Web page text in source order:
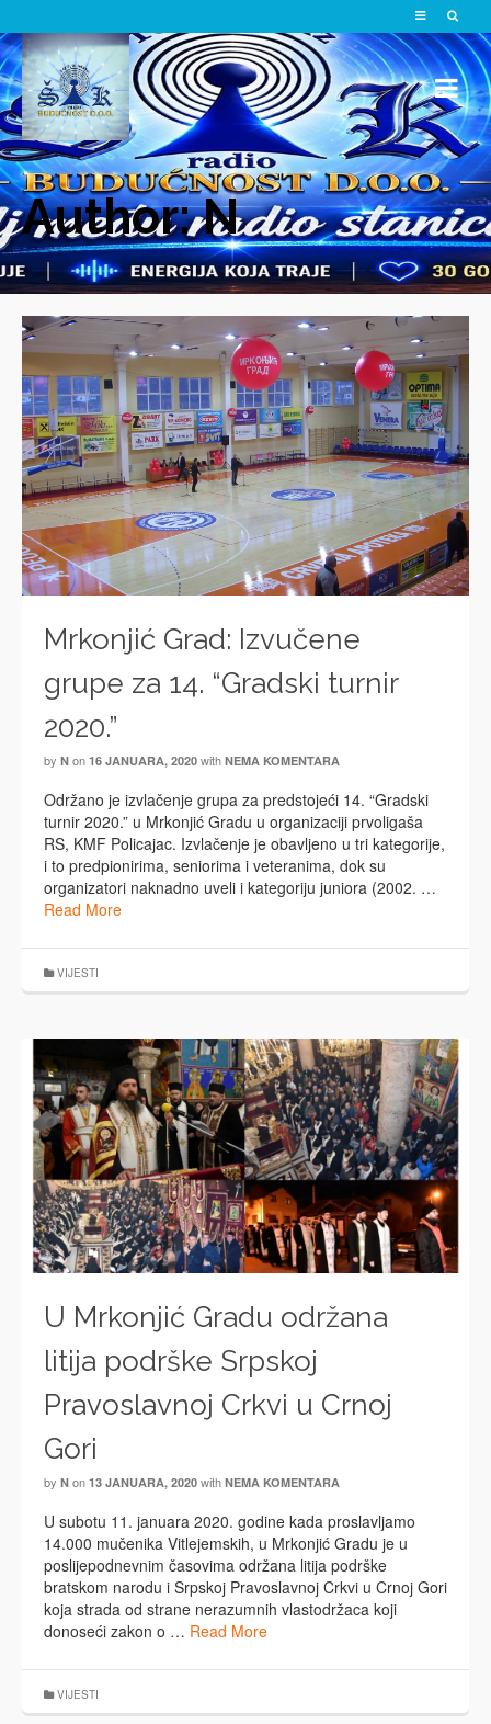
Author: N
Mrkonjić Grad: Izvučene
grupe za 14. “Gradski turnir
2020.”
by N on 16 JANUARA, 2020 with NEMA KOMENTARA
Održano je izvlačenje grupa za predstojeći 14. “Gradski
turnir 2020.” u Mrkonjić Gradu u organizaciji prvoligaša
RS, KMF Policajac. Izvlačenje je obavljeno u tri kategorije,
i to predpionirima, seniorima i veteranima, dok su
organizatori naknadno uveli i kategoriju juniora (2002. …
Read More
VIJESTI
U Mrkonjić Gradu održana
litija podrške Srpskoj
Pravoslavnoj Crkvi u Crnoj
Gori
by N on 13 JANUARA, 2020 with NEMA KOMENTARA
U subotu 11. januara 2020. godine kada proslavljamo
14.000 mučenika Vitlejemskih, u Mrkonjić Gradu je u
poslijepodnevnim časovima održana litija podrške
bratskom narodu i Srpskoj Pravoslavnoj Crkvi u Crnoj Gori
koja strada od strane nerazumnih vlastodržaca koji
donoseći zakon o … Read More
VIJESTI